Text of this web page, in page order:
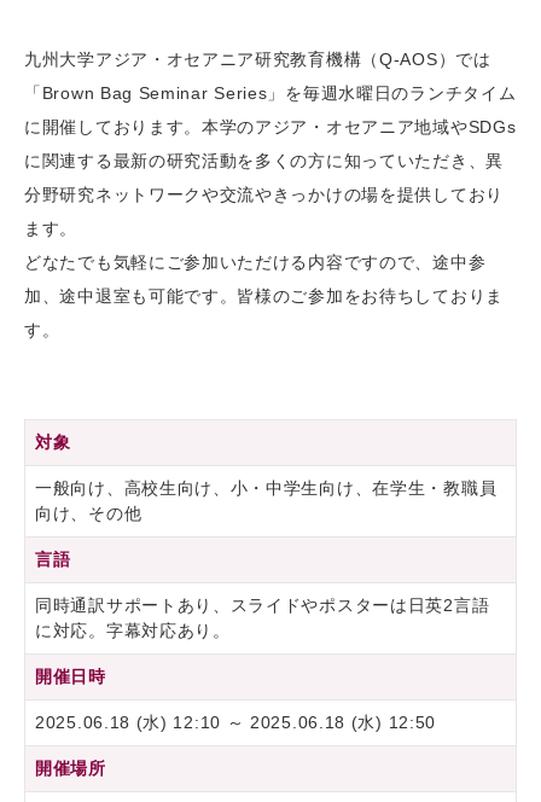
九州大学アジア・オセアニア研究教育機構（Q-AOS）では
「Brown Bag Seminar Series」を毎週水曜日のランチタイム
に開催しております。本学のアジア・オセアニア地域やSDGs
に関連する最新の研究活動を多くの方に知っていただき、異
分野研究ネットワークや交流やきっかけの場を提供しており
ます。
どなたでも気軽にご参加いただける内容ですので、途中参
加、途中退室も可能です。皆様のご参加をお待ちしておりま
す。
対象
一般向け、高校生向け、小・中学生向け、在学生・教職員
向け、その他
言語
同時通訳サポートあり、スライドやポスターは日英2言語
に対応。字幕対応あり。
開催日時
2025.06.18 (水) 12:10 ～ 2025.06.18 (水) 12:50
開催場所